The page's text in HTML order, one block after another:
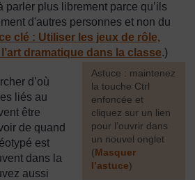
parler plus librement parce qu’ils
d'autres personnes et non du
clé : Utiliser les jeux de rôle,
dramatique dans la classe
[Astuce : maintenez
la touche Ctrl
enfoncée et
cliquez sur un lien
pour l’ouvrir dans
un nouvel onglet
(Masquer
l’astuce)
.)
d’où
liés au
être
de quand
est
dans la
aussi